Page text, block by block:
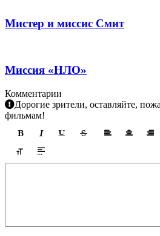
Мистер и миссис Смит
Миссия «НЛО»
Комментарии
Дорогие зрители, оставляйте,
фильмам!